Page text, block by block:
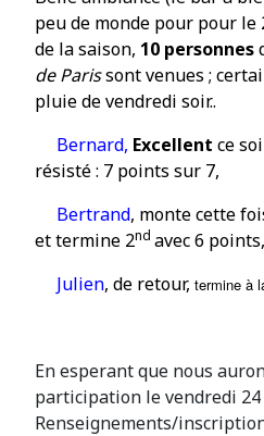
peu de monde pour pour le
de la saison, 10 personnes
de Parissont venues ;
pluie de vendredi soir..
Bernard, Excellent ce
résisté: 7 points sur 7,
Bertrand, monte cette
et termine 2nd avec 6 points,
Julien, de retour, termine à
En esperant que nous
participation le vendredi 24
Renseignements/